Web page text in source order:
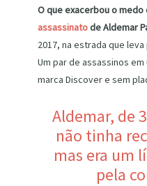
O que exacerbou o
assassinatode Aldemar
2017, na estrada que
Um par de assassinos
marca Discover e sem
Aldemar, de
não tinha
mas era um
pela